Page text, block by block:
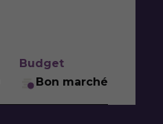
Budget
Bon marché